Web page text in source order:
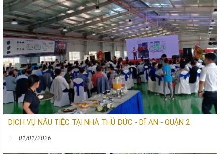
DỊCH VỤ NẤU TIỆC TẠI NHÀ THỦ ĐỨC - DĨ AN - QUẬN 2
01/01/2026